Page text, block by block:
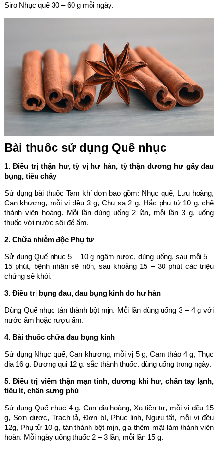
Siro Nhục quế 30 – 60 g mỗi ngày.
Bài thuốc sử dụng Quế nhục
1. Điều trị thận hư, tỳ vị hư hàn, tỳ thận dương hư gây đau
bụng, tiêu chảy
Sử dụng bài thuốc Tam khí đơn bao gồm: Nhục quế, Lưu hoàng,
Can khương, mỗi vị đều 3 g, Chu sa 2 g, Hắc phụ tử 10 g, chế
thành viên hoàng. Mỗi lần dùng uống 2 lần, mỗi lần 3 g, uống
thuốc với nước sôi để ấm.
2. Chữa nhiễm độc Phụ tử
Sử dụng Quế nhục 5 – 10 g ngâm nước, dùng uống, sau mỗi 5 –
15 phút, bệnh nhân sẽ nôn, sau khoảng 15 – 30 phút các triệu
chứng sẽ khỏi.
3. Điều trị bụng đau, đau bụng kinh do hư hàn
Dùng Quế nhục tán thành bột mịn. Mỗi lần dùng uống 3 – 4 g với
nước ấm hoặc rượu ấm.
4. Bài thuốc chữa đau bụng kinh
Sử dụng Nhục quế, Can khương, mỗi vị 5 g, Cam thảo 4 g, Thục
địa 16 g, Đương qui 12 g, sắc thành thuốc, dùng uống trong ngày.
5. Điều trị viêm thận mạn tính, dương khí hư, chân tay lạnh,
tiểu ít, chân sưng phù
Sử dụng Quế nhục 4 g, Can địa hoàng, Xa tiền tử, mỗi vị đều 15
g, Sơn dược, Trạch tả, Đơn bì, Phục linh, Ngưu tất, mỗi vị đều
12g, Phụ tử 10 g, tán thành bột mịn, gia thêm mật làm thành viên
hoàn. Mỗi ngày uống thuốc 2 – 3 lần, mỗi lần 15 g.